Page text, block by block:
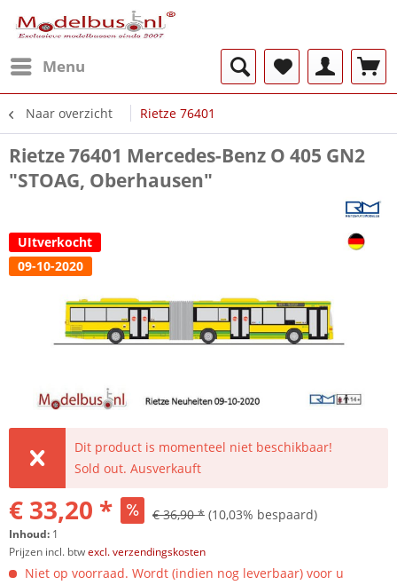
Menu
Naar overzicht Rietze 76401
Rietze 76401 Mercedes-Benz O 405 GN2
"STOAG, Oberhausen"
UItverkocht
09-10-2020
Dit product is momenteel niet beschikbaar!
Sold out. Ausverkauft
€ 33,20 * € 36,90 * (10,03% bespaard)
Inhoud: 1
Prijzen incl. btwexcl. verzendingskosten
Niet op voorraad. Wordt (indien nog leverbaar) voor u